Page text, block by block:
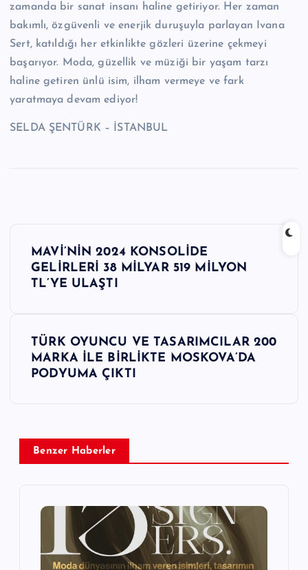
zamanda bir sanat insanı haline getiriyor. Her zaman
bakımlı, özgüvenli ve enerjik duruşuyla parlayan Ivana
Sert, katıldığı her etkinlikte gözleri üzerine çekmeyi
başarıyor. Moda, güzellik ve müziği bir yaşam tarzı
haline getiren ünlü isim, ilham vermeye ve fark
yaratmaya devam ediyor!
SELDA ŞENTÜRK – İSTANBUL
z
MAVİ’NİN 2024 KONSOLİDE
GELİRLERİ 38 MİLYAR 519 MİLYON
TL’YE ULAŞTI
TÜRK OYUNCU VE TASARIMCILAR 200
MARKA İLE BİRLİKTE MOSKOVA’DA
PODYUMA ÇIKTI
Benzer Haberler